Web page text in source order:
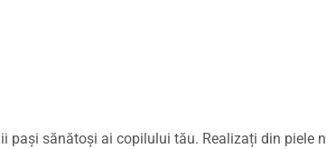
pași sănătoși ai copilului tău. Realizați din